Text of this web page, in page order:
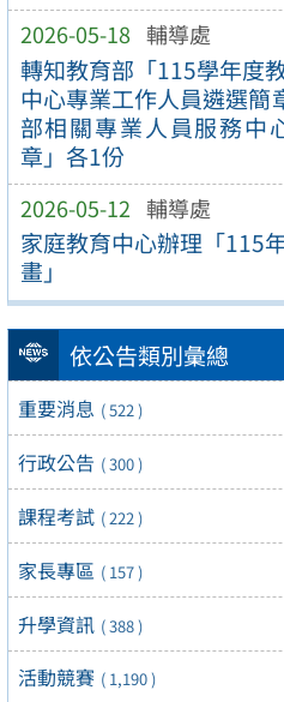
2026-05-18 輔導處
轉知教育部「115學年度
中心專業工作人員遴選簡
部相關專業人員服務中
章」各1份
2026-05-12 輔導處
家庭教育中心辦理「115
畫」
依公告類別彙總
重要消息 ( 522 )
行政公告 ( 300 )
課程考試 ( 222 )
家長專區 ( 157 )
升學資訊 ( 388 )
活動競賽 ( 1,190 )